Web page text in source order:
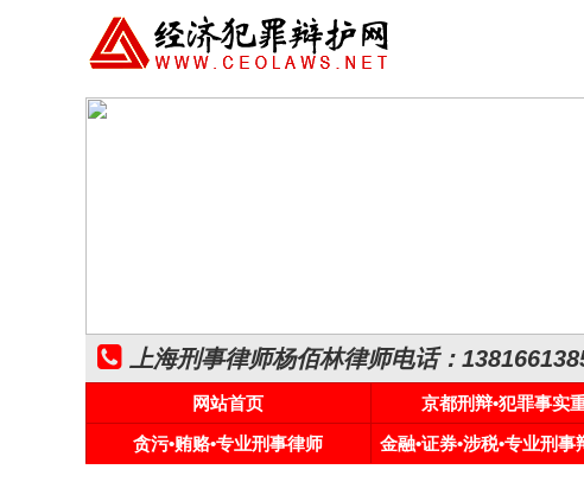
上海刑事律师杨佰林律师电话：
网站首页 京都刑辩•犯罪事实
贪污•贿赂•专业刑事律师
金融•证券•涉税•专业刑事